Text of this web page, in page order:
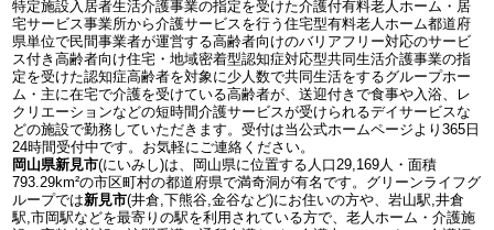
特定施設入居者生活介護事業の指定を受けた介護付有料老人ホーム・居
宅サービス事業所から介護サービスを行う住宅型有料老人ホーム都道府
県単位で民間事業者が運営する高齢者向けのバリアフリー対応のサービ
ス付き高齢者向け住宅・地域密着型認知症対応型共同生活介護事業の指
定を受けた認知症高齢者を対象に少人数で共同生活をするグループホー
ム・主に在宅で介護を受けている高齢者が、送迎付きで食事や入浴、レ
クリエーションなどの短時間介護サービスが受けられるデイサービスな
どの施設で勤務していただきます。受付は当公式ホームページより365日
24時間受付中です。お気軽にご連絡ください。
岡山県新見市(にいみし)は、岡山県に位置する人口29,169人・面積
793.29km²の市区町村の都道府県で満奇洞が有名です。グリーンライフグ
ループでは新見市(井倉,下熊谷,金谷など)にお住いの方や、岩山駅,井倉
駅,市岡駅などを最寄りの駅を利用されている方で、老人ホーム・介護施